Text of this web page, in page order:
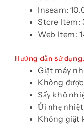
Inseam:
Store Item:
Web Item:
Hướng dẫn sử dụng:
Giặt máy
Không
Sấy khô
Ủi nhẹ nhiệt
Không giặt